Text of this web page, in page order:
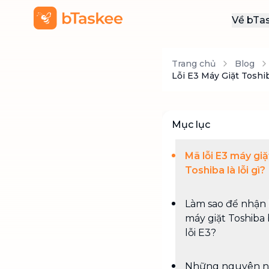
Về
Trang chủ Blog
Lỗi E3 Máy Giặt
Mục lục
Mã lỗi E3 máy
Toshiba là lỗi gì?
Làm sao để nhận
máy giặt Toshiba
lỗi E3?
Những nguyên